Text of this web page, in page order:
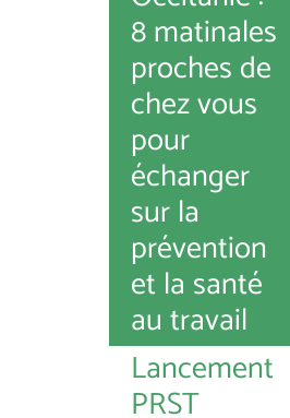
8 matinales
proches de
chez vous
pour
échanger
sur la
prévention
et la santé
au travail
Lancement
PRST